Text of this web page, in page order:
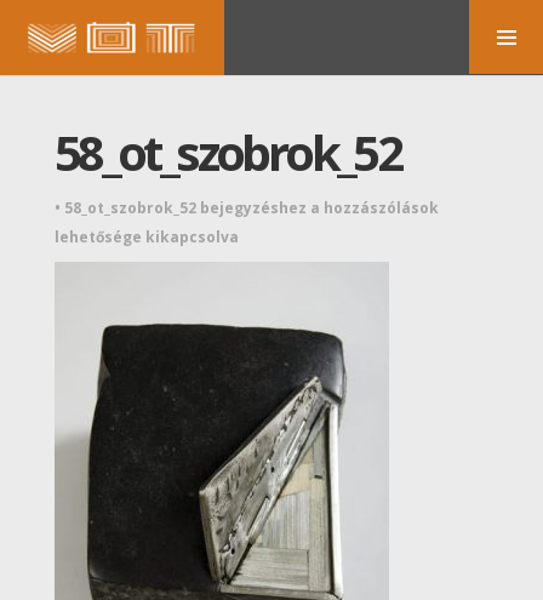
58_ot_szobrok_52
• 58_ot_szobrok_52 bejegyzéshez a hozzászólások
lehetősége kikapcsolva